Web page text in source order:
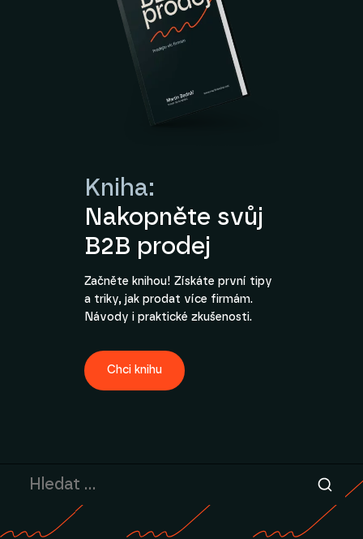
Kniha:
Nakopněte svůj
B2B prodej
Začněte knihou! Získáte první tipy
a triky, jak prodat více firmám.
Návody i praktické zkušenosti.
Chci knihu